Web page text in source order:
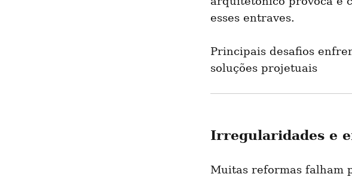
esses entraves.
Principais desafios
soluções projetuais
Irregularidades e
Muitas reformas falham